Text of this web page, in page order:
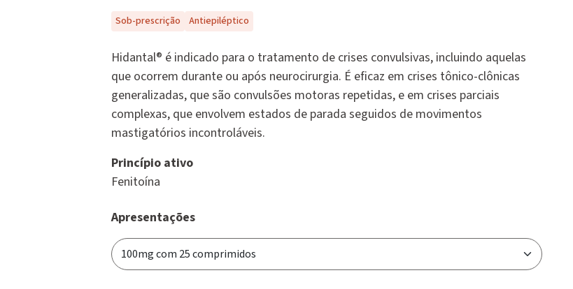
Sob-prescrição Antiepiléptico
Hidantal® é indicado para o tratamento de crises convulsivas, incluindo aquelas
que ocorrem durante ou após neurocirurgia. É eficaz em crises tônico-clônicas
generalizadas, que são convulsões motoras repetidas, e em crises parciais
complexas, que envolvem estados de parada seguidos de movimentos
mastigatórios incontroláveis.
Princípio ativo
Fenitoína
Apresentações